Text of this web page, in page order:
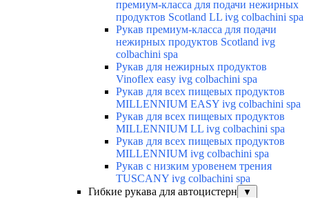
премиум-класса для подачи нежирных
продуктов Scotland LL ivg colbachini spa
Рукав премиум-класса для подачи
нежирных продуктов Scotland ivg
colbachini spa
Рукав для нежирных продуктов
Vinoflex easy ivg colbachini spa
Рукав для всех пищевых продуктов
MILLENNIUM EASY ivg colbachini spa
Рукав для всех пищевых продуктов
MILLENNIUM LL ivg colbachini spa
Рукав для всех пищевых продуктов
MILLENNIUM ivg colbachini spa
Рукав с низким уровенем трения
TUSCANY ivg colbachini spa
Гибкие рукава для автоцистерн
▼